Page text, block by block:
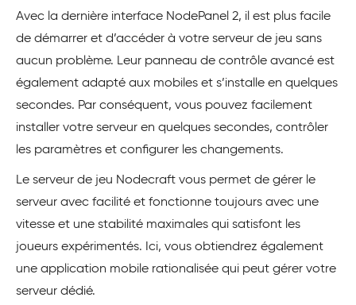
Avec la dernière interface NodePanel 2, il est plus facile
de démarrer et d’accéder à votre serveur de jeu sans
aucun problème. Leur panneau de contrôle avancé est
également adapté aux mobiles et s’installe en quelques
secondes. Par conséquent, vous pouvez facilement
installer votre serveur en quelques secondes, contrôler
les paramètres et configurer les changements.
Le serveur de jeu Nodecraft vous permet de gérer le
serveur avec facilité et fonctionne toujours avec une
vitesse et une stabilité maximales qui satisfont les
joueurs expérimentés. Ici, vous obtiendrez également
une application mobile rationalisée qui peut gérer votre
serveur dédié.